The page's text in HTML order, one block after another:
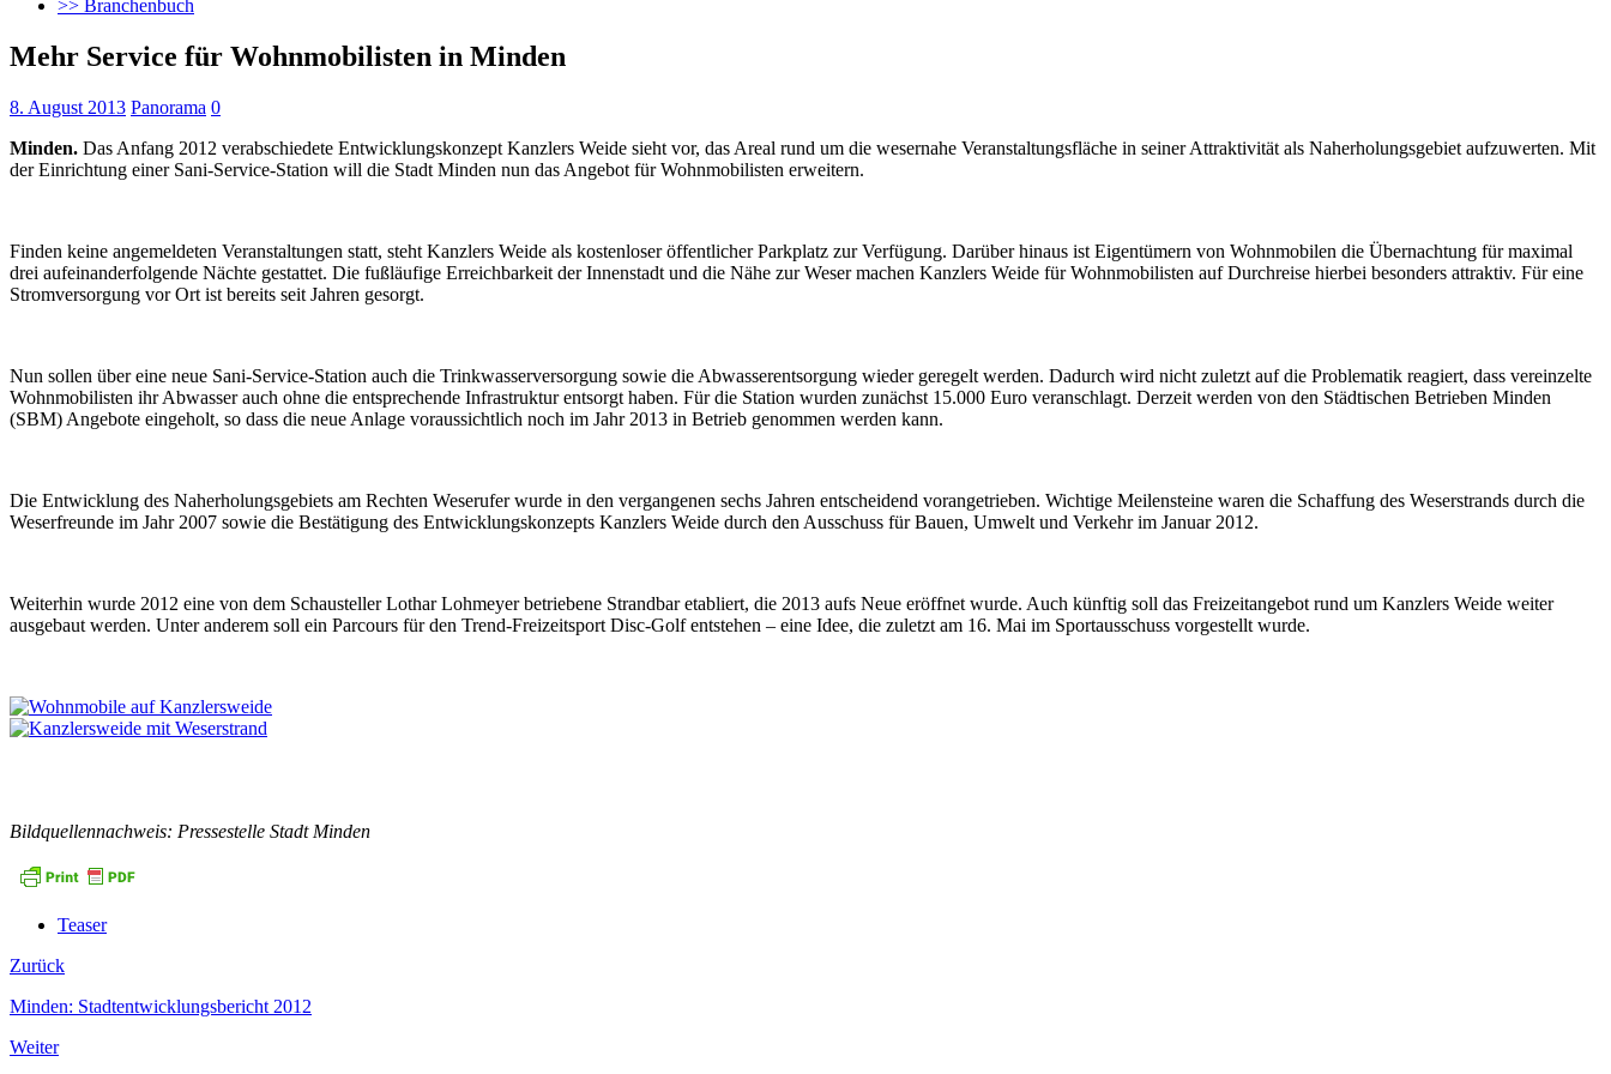
>> Branchenbuch
Mehr Service für Wohnmobilisten in Minden
8. August 2013 Panorama 0
Minden. Das Anfang 2012 verabschiedete Entwicklungskonzept Kanzlers Weide sieht vor, das Areal rund um die wesernahe Veranstaltungsfläche in seiner Attraktivität als Naherholungsgebiet aufzuwerten. Mit
der Einrichtung einer Sani-Service-Station will die Stadt Minden nun das Angebot für Wohnmobilisten erweitern.
Finden keine angemeldeten Veranstaltungen statt, steht Kanzlers Weide als kostenloser öffentlicher Parkplatz zur Verfügung. Darüber hinaus ist Eigentümern von Wohnmobilen die Übernachtung für maximal
drei aufeinanderfolgende Nächte gestattet. Die fußläufige Erreichbarkeit der Innenstadt und die Nähe zur Weser machen Kanzlers Weide für Wohnmobilisten auf Durchreise hierbei besonders attraktiv. Für eine
Stromversorgung vor Ort ist bereits seit Jahren gesorgt.
Nun sollen über eine neue Sani-Service-Station auch die Trinkwasserversorgung sowie die Abwasserentsorgung wieder geregelt werden. Dadurch wird nicht zuletzt auf die Problematik reagiert, dass vereinzelte
Wohnmobilisten ihr Abwasser auch ohne die entsprechende Infrastruktur entsorgt haben. Für die Station wurden zunächst 15.000 Euro veranschlagt. Derzeit werden von den Städtischen Betrieben Minden
(SBM) Angebote eingeholt, so dass die neue Anlage voraussichtlich noch im Jahr 2013 in Betrieb genommen werden kann.
Die Entwicklung des Naherholungsgebiets am Rechten Weserufer wurde in den vergangenen sechs Jahren entscheidend vorangetrieben. Wichtige Meilensteine waren die Schaffung des Weserstrands durch die
Weserfreunde im Jahr 2007 sowie die Bestätigung des Entwicklungskonzepts Kanzlers Weide durch den Ausschuss für Bauen, Umwelt und Verkehr im Januar 2012.
Weiterhin wurde 2012 eine von dem Schausteller Lothar Lohmeyer betriebene Strandbar etabliert, die 2013 aufs Neue eröffnet wurde. Auch künftig soll das Freizeitangebot rund um Kanzlers Weide weiter
ausgebaut werden. Unter anderem soll ein Parcours für den Trend-Freizeitsport Disc-Golf entstehen – eine Idee, die zuletzt am 16. Mai im Sportausschuss vorgestellt wurde.
Bildquellennachweis: Pressestelle Stadt Minden
Teaser
Zurück
Minden: Stadtentwicklungsbericht 2012
Weiter